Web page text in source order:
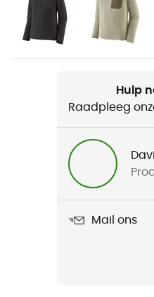
Voor
Heren / Dames
Gewicht
R1 Air Beanie
Fair Trade Certified™
Hulp
Raadpleeg
Mail ons